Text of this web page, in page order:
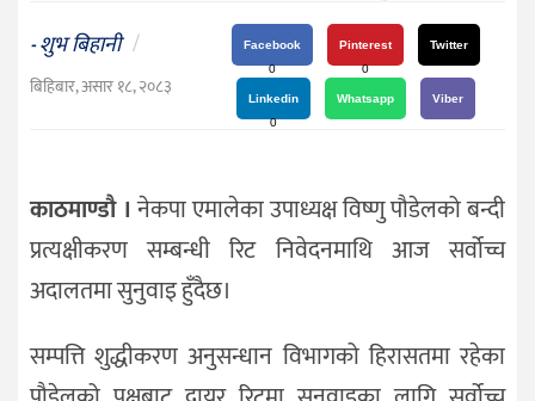
संस्कृति
विचार
-शुभ बिहानी /
बिहिबार, असार १८, २०८३
Facebook
0
Pinterest
0
Twitter
Linkedin
0
Whatsapp Viber
काठमाण्डौ ।नेकपा एमालेका उपाध्यक्ष विष्णु पौडेलको बन्दी
प्रत्यक्षीकरण सम्बन्धी रिट निवेदनमाथि आज सर्वोच्च
अदालतमा सुनुवाइ हुँदैछ।
सम्पत्ति शुद्धीकरण अनुसन्धान विभागको हिरासतमा रहेका